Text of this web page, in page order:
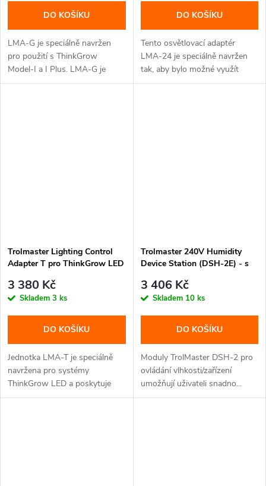
DO KOŠÍKU
LMA-G je speciálně navržen
pro použití s ThinkGrow
Model-I a I Plus. LMA-G je
třeba...
DO KOŠÍKU
Tento osvětlovací adaptér
LMA-24 je speciálně navržen
tak, aby bylo možné využít
oba...
Trolmaster Lighting Control
Adapter T pro ThinkGrow LED
3 380 Kč
Skladem 3 ks
DO KOŠÍKU
Jednotka LMA-T je speciálně
navržena pro systémy
ThinkGrow LED a poskytuje
dvoukanálové...
Trolmaster 240V Humidity
Device Station (DSH-2E) - s
3 406 Kč
Skladem 10 ks
DO KOŠÍKU
Moduly TrolMaster DSH-2 pro
ovládání vlhkosti/zařízení
umožňují uživateli snadno...